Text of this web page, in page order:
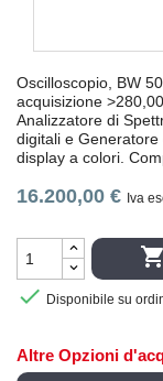
Oscilloscopio, BW
acquisizione
Analizzatore di
digitali e
display a colori.
16.200,00 € Iva

 Disponibile su
Altre Opzioni